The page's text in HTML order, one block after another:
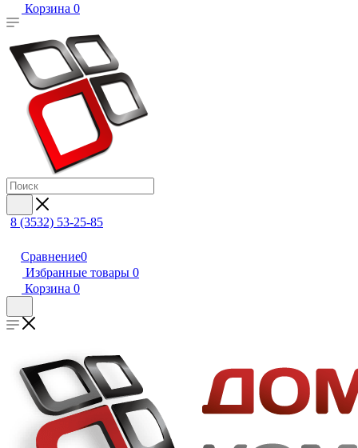
Корзина 0
8 (3532) 53-25-85
Сравнение0
Избранные товары 0
Корзина 0